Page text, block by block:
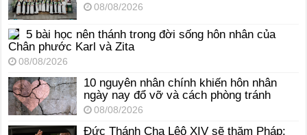
08/08/2026
5 bài học nên thánh trong đời sống hôn nhân của
Chân phước Karl và Zita
08/08/2026
10 nguyên nhân chính khiến hôn nhân
ngày nay đổ vỡ và cách phòng tránh
08/08/2026
Đức Thánh Cha Lêô XIV sẽ thăm Pháp: